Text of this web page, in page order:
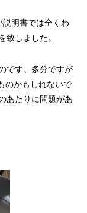
明書では全くわ
致しました。
です。多分ですが
のかもしれないで
あたりに問題があ